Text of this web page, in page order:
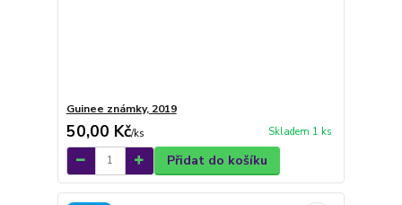
Guinee známky, 2019
50,00 Kč/ks Skladem 1 ks
Přidat do košíku